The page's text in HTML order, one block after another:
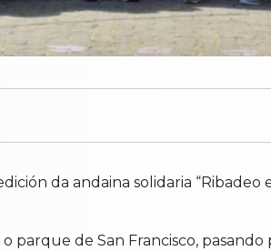
da andaina solidaria
parque de San Francisco,